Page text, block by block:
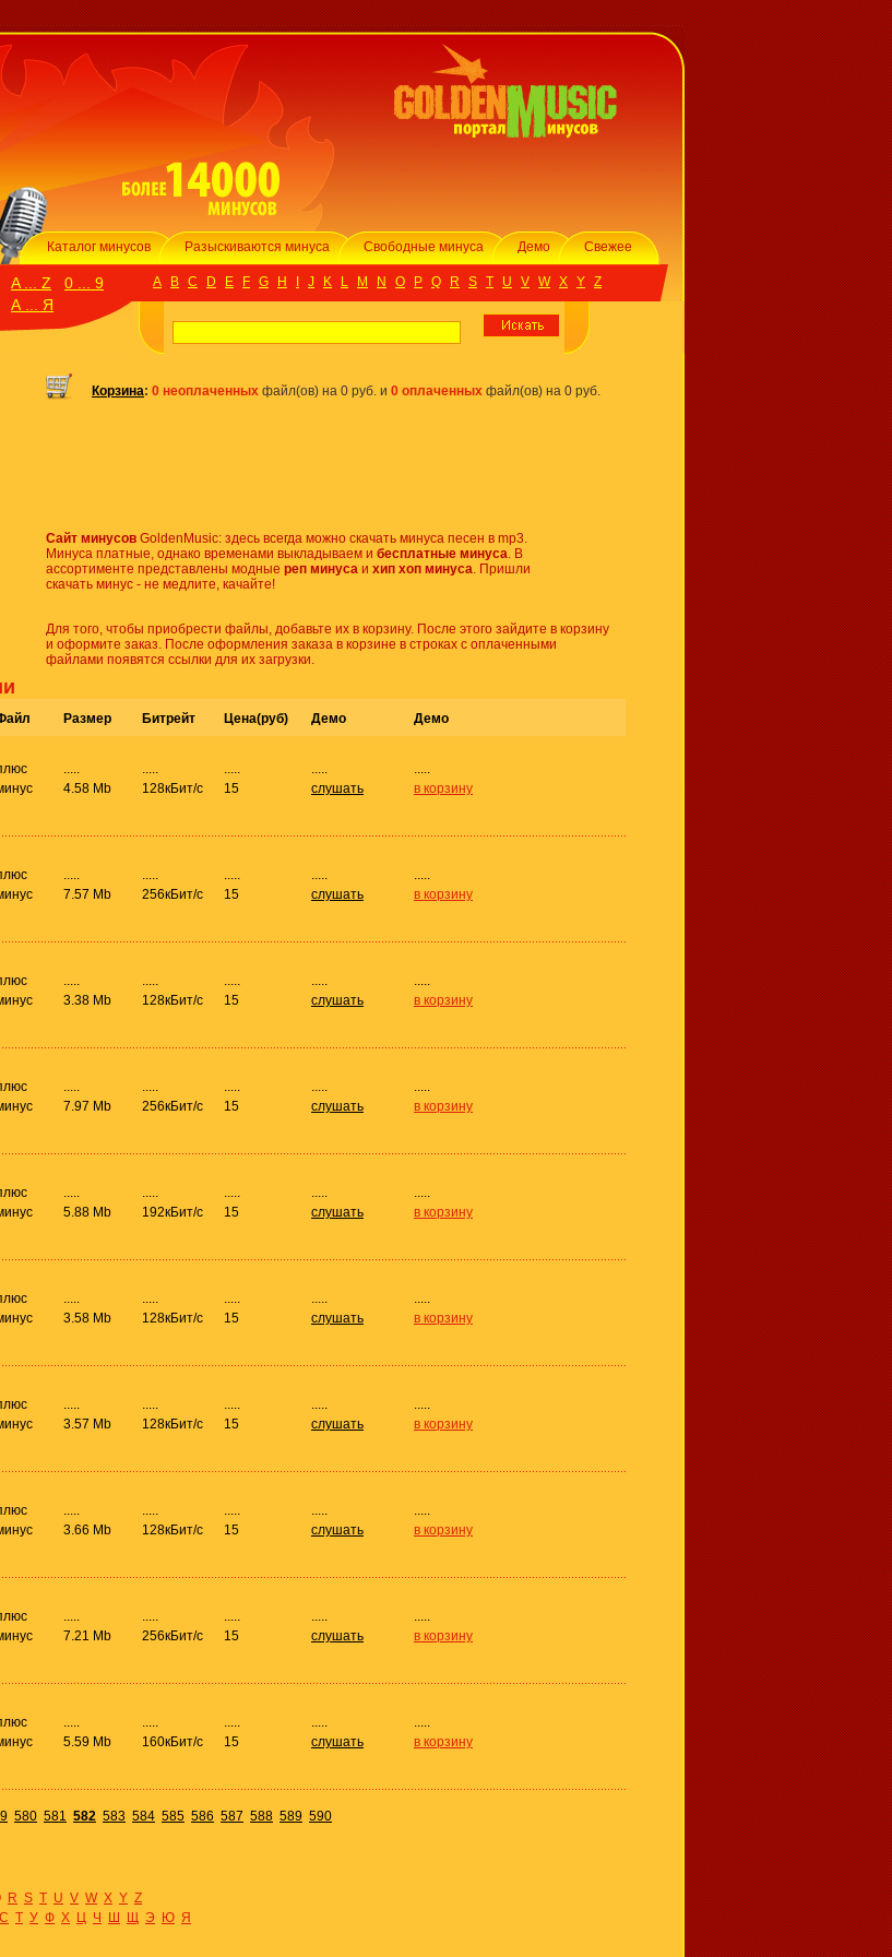
Каталог минусов Разыскиваются минуса Свободные минуса Демо Свежее
A ... Z
0 ... 9
А ... Я
A B C D E F G H J K L M N O P Q R S T U V W X Y Z
Корзина: 0 неоплаченных файл(ов) на 0 руб. и 0 оплаченных файл(ов) на 0 руб.
Сайт минусов GoldenMusic: здесь всегда можно скачать минуса песен в mp3.
Минуса платные, однако временами выкладываем и бесплатные минуса. В
ассортименте представлены модные реп минуса и хип хоп минуса. Пришли
скачать минус - не медлите, качайте!
Для того, чтобы приобрести файлы, добавьте их в корзину. После этого зайдите в корзину
и оформите заказ. После оформления заказа в корзине в строках с оплаченными
файлами появятся ссылки для их загрузки.
Размер Битрейт Цена(руб) Демо Демо
4.58 Mb
128кБит/с
15
слушать
в корзину
7.57 Mb
256кБит/с
15
слушать
в корзину
3.38 Mb
128кБит/с
15
слушать
в корзину
7.97 Mb
256кБит/с
15
слушать
в корзину
5.88 Mb
192кБит/с
15
слушать
в корзину
3.58 Mb
128кБит/с
15
слушать
в корзину
3.57 Mb
128кБит/с
15
слушать
в корзину
3.66 Mb
128кБит/с
15
слушать
в корзину
7.21 Mb
256кБит/с
15
слушать
в корзину
5.59 Mb
160кБит/с
15
слушать
в корзину
580 581 582 583 584 585 586 587 588 589 590
R S T U V W X Y Z
С Т У Ф Х Ц Ч Ш Щ Э Ю Я